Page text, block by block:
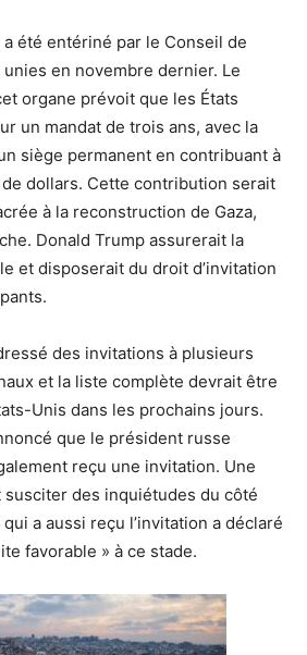
été entériné par le Conseil de
en novembre dernier. Le
organe prévoit que les États
un mandat de trois ans, avec la
siège permanent en contribuant à
de dollars. Cette contribution serait
à la reconstruction de Gaza,
Donald Trump assurerait la
et disposerait du droit d’invitation
des invitations à plusieurs
et la liste complète devrait être
Unis dans les prochains jours.
que le président russe
reçu une invitation. Une
des inquiétudes du côté
a aussi reçu l’invitation a déclaré
favorable » à ce stade.